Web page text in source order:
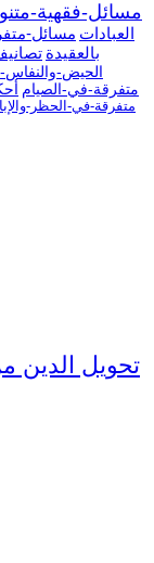
مسائل-فقهية-
العبادات مسائل-
بالعقيدة
الحيض-
متفرقة-في-الصيام
متفرقة-في-الحظر-
10757 - تحويل